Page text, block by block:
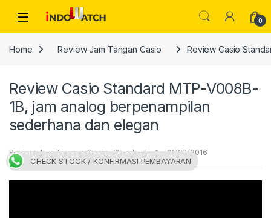
Open 0
Home Review Jam Tangan Casio Review Casio
Review Casio Standard MTP-V008B-
1B, jam analog berpenampilan
sederhana dan elegan
Review Jam Tangan Casio,Standard 01/08/2016
CHECK STOCK / KONFIRMASI PEMBAYARAN